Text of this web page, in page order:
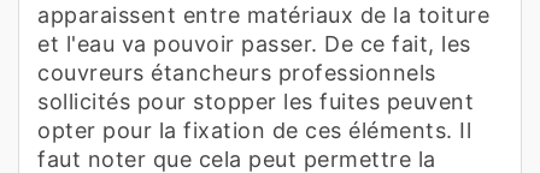
apparaissent entre matériaux de la toiture
et l'eau va pouvoir passer. De ce fait, les
couvreurs étancheurs professionnels
sollicités pour stopper les fuites peuvent
opter pour la fixation de ces éléments. Il
faut noter que cela peut permettre la